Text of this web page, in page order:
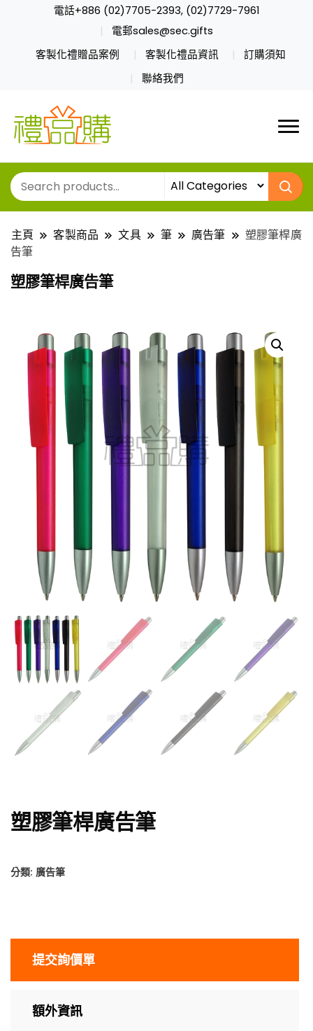
電話+886 (02)7705-2393, (02)7729-7961
電郵sales@sec.gifts
客製化禮贈品案例
客製化禮品資訊
訂購須知
聯絡我們
主頁 客製商品 文具 筆 廣告筆
塑膠筆桿廣
告筆
塑膠筆桿廣告筆
塑膠筆桿廣告筆
分類: 廣告筆
提交詢價單
額外資訊